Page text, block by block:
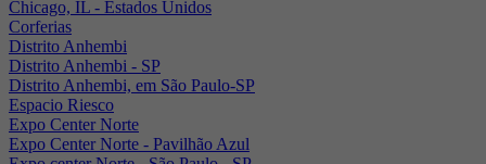
Chicago, IL - Estados Unidos
Corferias
Distrito Anhembi
Distrito Anhembi - SP
Distrito Anhembi, em São Paulo-SP
Espacio Riesco
Expo Center Norte
Expo Center Norte - Pavilhão Azul